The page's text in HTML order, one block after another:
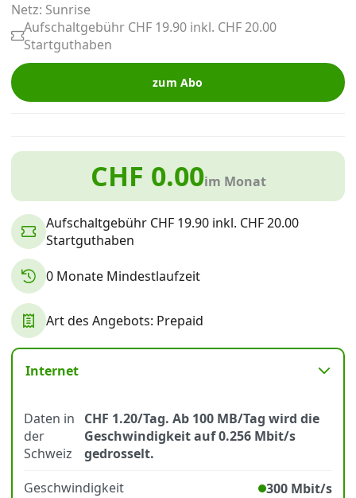
Internet, TV, Telefon
Forum
Über uns
Datenschutz·AGB·Impressum
Netz: Sunrise
Aufschaltgebühr CHF 19.90 inkl. CHF 20.00
Startguthaben
zum Abo
CHF 0.00im Monat
Aufschaltgebühr CHF 19.90 inkl. CHF 20.00
Startguthaben
0 Monate Mindestlaufzeit
Art des Angebots: Prepaid
Internet
Daten in
der
Schweiz
CHF 1.20/Tag. Ab 100 MB/Tag wird die
Geschwindigkeit auf 0.256 Mbit/s
gedrosselt.
Geschwindigkeit
300 Mbit/s